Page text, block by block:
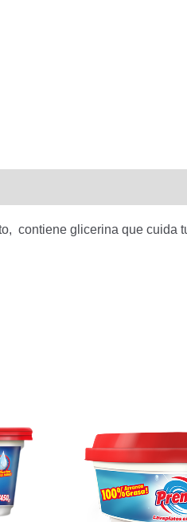
contiene glicerina que cuida